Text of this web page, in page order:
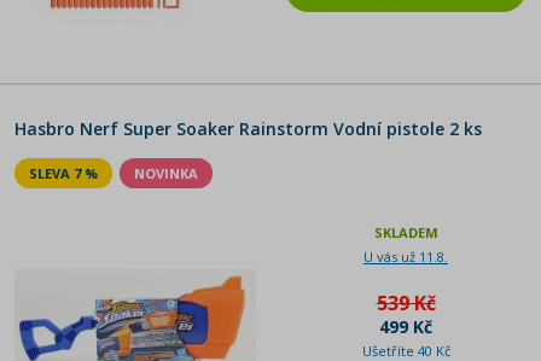
Hasbro Nerf Super Soaker Rainstorm Vodní pistole 2 ks
SLEVA 7 % NOVINKA
SKLADEM
U vás už 11.8.
539 Kč
499 Kč
Ušetříte 40 Kč